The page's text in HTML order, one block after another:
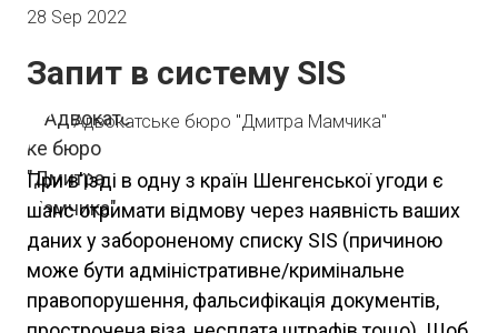
28 Sep 2022
Запит в систему SIS
Адвокатське бюро "Дмитра Мамчика"
При в'їзді в одну з країн Шенгенської угоди є
шанс отримати відмову через наявність ваших
даних у забороненому списку SIS (причиною
може бути адміністративне/кримінальне
правопорушення, фальсифікація документів,